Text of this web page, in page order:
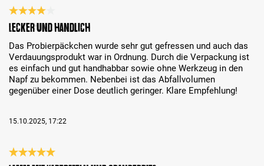
Bewertung mit 4 von 5 Sternen
Lecker und handlich
Das Probierpäckchen wurde sehr gut gefressen und auch das
Verdauungsprodukt war in Ordnung. Durch die Verpackung ist
es einfach und gut handhabbar sowie ohne Werkzeug in den
Napf zu bekommen. Nebenbei ist das Abfallvolumen
gegenüber einer Dose deutlich geringer. Klare Empfehlung!
15.10.2025, 17:22
Bewertung mit 5 von 5 Sternen